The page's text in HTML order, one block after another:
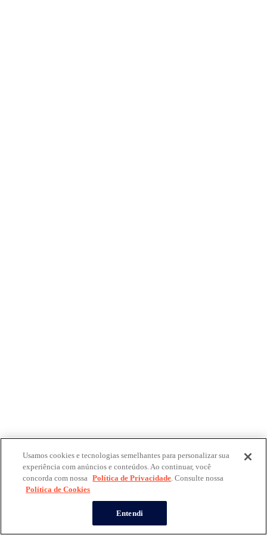
Usamos cookies e tecnologias semelhantes para personalizar sua
experiência com anúncios e conteúdos. Ao continuar, você
concorda com nossa Política de Privacidade. Consulte nossa
Política de Cookies
Entendi